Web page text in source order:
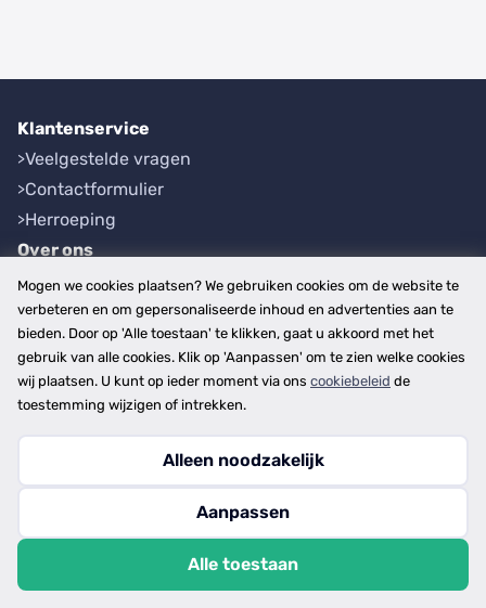
Klantenservice
Veelgestelde vragen
Contactformulier
Herroeping
Over ons
Bedrijfsgegevens
Werkwijze
Overzichten
Plaatsen
Provincies
Copyright © 2026
privacy- en cookiebeleid
Mogen we cookies plaatsen? We gebruiken cookies om de website te
verbeteren en om gepersonaliseerde inhoud en advertenties aan te
bieden. Door op 'Alle toestaan' te klikken, gaat u akkoord met het
gebruik van alle cookies. Klik op 'Aanpassen' om te zien welke cookies
wij plaatsen. U kunt op ieder moment via ons cookiebeleid de
toestemming wijzigen of intrekken.
Alleen noodzakelijk
Aanpassen
Alle toestaan